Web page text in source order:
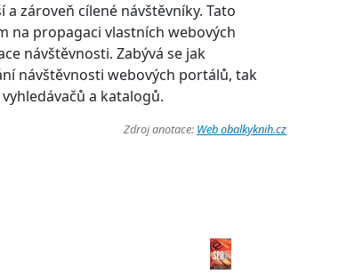
zároveň cílené návštěvníky. Tato
na propagaci vlastních webových
návštěvnosti. Zabývá se jak
návštěvnosti webových portálů, tak
a katalogů.
Zdroj anotace: Web obalkyknih.cz